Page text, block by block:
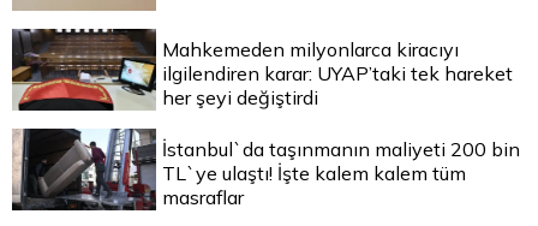
Mahkemeden milyonlarca kiracıyı
ilgilendiren karar: UYAP’taki tek hareket
her şeyi değiştirdi
İstanbul`da taşınmanın maliyeti 200 bin
TL`ye ulaştı! İşte kalem kalem tüm
masraflar